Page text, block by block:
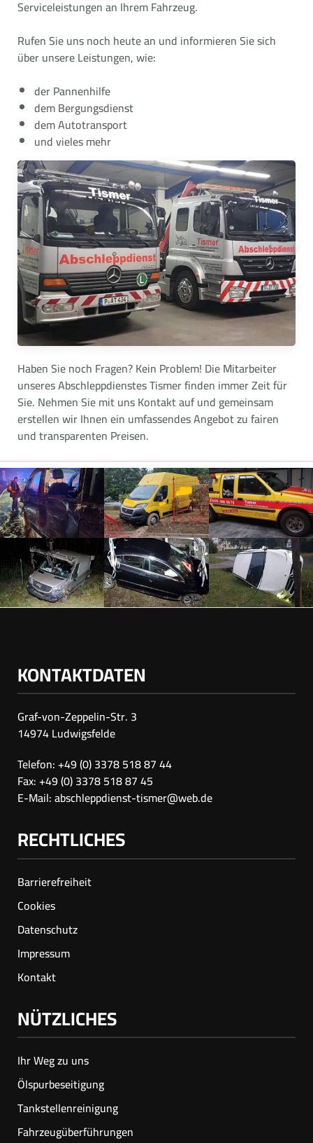
Serviceleistungen an Ihrem Fahrzeug.
Rufen Sie uns noch heute an und informieren Sie sich
über unsere Leistungen, wie:
der Pannenhilfe
dem Bergungsdienst
dem Autotransport
und vieles mehr
Haben Sie noch Fragen? Kein Problem! Die Mitarbeiter
unseres Abschleppdienstes Tismer finden immer Zeit für
Sie. Nehmen Sie mit uns Kontakt auf und gemeinsam
erstellen wir Ihnen ein umfassendes Angebot zu fairen
und transparenten Preisen.
KONTAKTDATEN
Graf-von-Zeppelin-Str. 3
14974 Ludwigsfelde
Telefon: +49 (0) 3378 518 87 44
Fax: +49 (0) 3378 518 87 45
E-Mail:abschleppdienst-tismer@web.de
RECHTLICHES
Barrierefreiheit
Cookies
Datenschutz
Impressum
Kontakt
NÜTZLICHES
Ihr Weg zu uns
Ölspur­beseitigung
Tankstellenreinigung
Fahrzeugüberführungen